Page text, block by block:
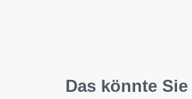
Das könnte